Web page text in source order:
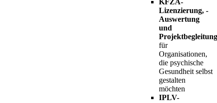
Lizenzierung, -
Auswertung
und
Projektbegleitung
für
Organisationen,
die psychische
Gesundheit selbst
gestalten
möchten
IPLV-